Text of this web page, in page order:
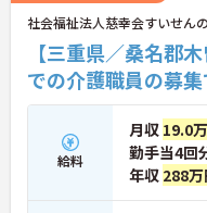
社会福祉法人慈幸会すいせん
【三重県／桑名郡
での介護職員の募
給料
月収 19.0
勤手当4回
年収 288